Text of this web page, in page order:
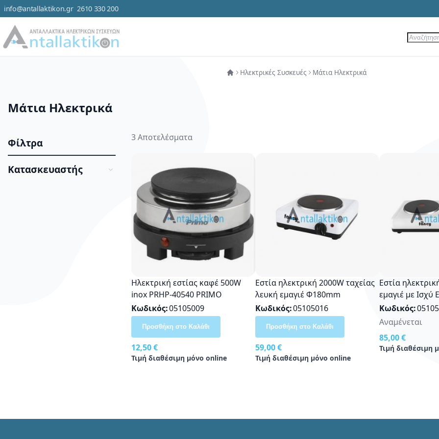
Μετάβαση στο περιεχόμενο
info@antallaktikon.gr 2610 330 200
Ηλεκτρικές Συσκευές Μάτια Ηλεκτρικά
Μάτια Ηλεκτρικά
Φίλτρα
Κατασκευαστής
3Αποτελέσματα
Ηλεκτρική εστίας καφέ 500W
inox PRHP-40540 PRIMO
Κωδικός 05105009
12,50 €
Τιμή διαθέσιμη μόνο online
Προσθήκη στο Καλάθι
Εστία ηλεκτρική 2000W ταχείας
λευκή εμαγιέ Φ180mm
Κωδικός 05105016
59,00 €
Τιμή διαθέσιμη μόνο online
Προσθήκη στο Καλάθι
Εστία
εμαγιέ με Ισχύ
180mm) και
Κωδικός
85,00 €
Τιμή διαθέσιμη
Αναμένεται